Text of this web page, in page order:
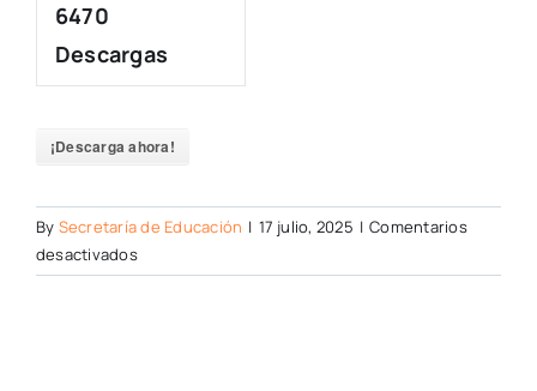
6470
Descargas
¡Descarga ahora!
By Secretaría de Educación | 17 julio, 2025 | Comentarios
desactivadosen
GUÍA